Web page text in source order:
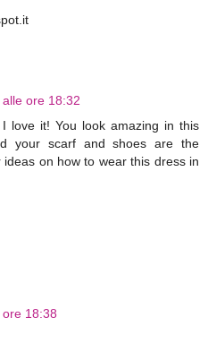
ore 18:32
love it! You look amazing in this
your scarf and shoes are the
on how to wear this dress in
18:38